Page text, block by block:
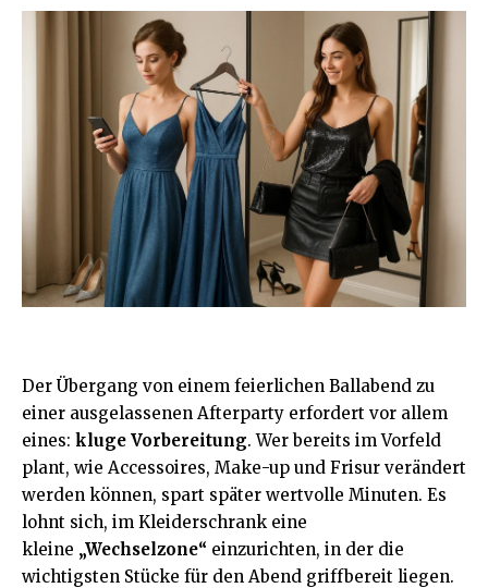
Der Übergang von einem feierlichen Ballabend zu
einer ausgelassenen Afterparty erfordert vor allem
eines: kluge Vorbereitung. Wer bereits im Vorfeld
plant, wie Accessoires, Make-up und Frisur verändert
werden können, spart später wertvolle Minuten. Es
lohnt sich, im Kleiderschrank eine
kleine „Wechselzone“ einzurichten, in der die
wichtigsten Stücke für den Abend griffbereit liegen.